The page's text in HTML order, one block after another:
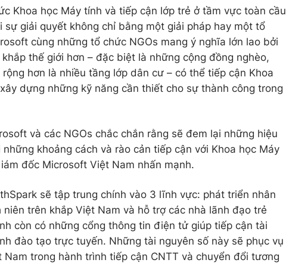
Khoa học Máy tính và tiếp cận lớp trẻ ở tầm vực toàn cầu
giải quyết không chỉ bằng một giải pháp hay một tổ
cùng những tổ chức NGOs mang ý nghĩa lớn lao bởi
thế giới hơn – đặc biệt là những cộng đồng nghèo,
hơn là nhiều tầng lớp dân cư – có thể tiếp cận Khoa
dựng những kỹ năng cần thiết cho sự thành công trong
và các NGOs chắc chắn rằng sẽ đem lại những hiệu
khoảng cách và rào cản tiếp cận với Khoa học Máy
đốc Microsoft Việt Nam nhấn mạnh.
sẽ tập trung chính vào 3 lĩnh vực: phát triển nhân
trên khắp Việt Nam và hỗ trợ các nhà lãnh đạo trẻ
còn có những cổng thông tin điện tử giúp tiếp cận tài
đào tạo trực tuyến. Những tài nguyên số này sẽ phục vụ
trong hành trình tiếp cận CNTT và chuyển đổi tương